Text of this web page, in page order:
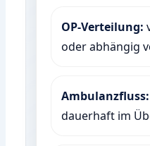
OP-Verteilung:
oder abhängig
Ambulanzfluss:
dauerhaft im